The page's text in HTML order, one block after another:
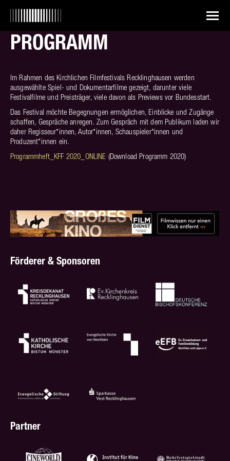
PROGRAMM
Im Rahmen des Kirchlichen Filmfestivals Recklinghausen werden
ausgewählte Spiel- und Dokumentarfilme gezeigt, darunter viele
Festivalfilme und Preisträger, viele davon als Previews vor Bundesstart.
Das Festival möchte Begegnungen ermöglichen, Einblicke und Zugänge
schaffen, Gespräche anregen. Zum Gespräch mit dem Publikum laden wir
daher Regisseur*innen, Autor*innen, Schauspieler*innen und
Produzent*innen ein.
Programmheft_KFF 2020_ONLINE (Download Programm 2020)
Förderer & Sponsoren
Partner